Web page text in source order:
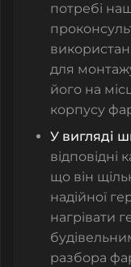
потребі
для
його на
корпусу
У вигляді
що він
надійної
нагрівати
разбора